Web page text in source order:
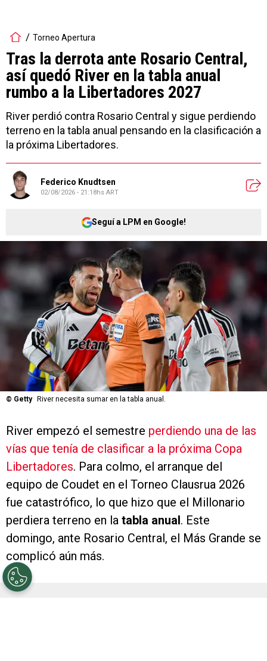
Torneo Apertura
Tras la derrota ante Rosario Central,
así quedó River en la tabla anual
rumbo a la Libertadores 2027
River perdió contra Rosario Central y sigue perdiendo
terreno en la tabla anual pensando en la clasificación a
la próxima Libertadores.
Federico Knudtsen
02/08/2026 - 21:18hs ART
Seguí a LPM en Google!
© Getty River necesita sumar en la tabla anual.
River empezó el semestre perdiendo una de las
vías que tenía de clasificar a la próxima Copa
Libertadores. Para colmo, el arranque del
equipo de Coudet en el Torneo Clausrua 2026
fue catastrófico, lo que hizo que el Millonario
perdiera terreno en la tabla anual. Este
domingo, ante Rosario Central, el Más Grande se
complicó aún más.